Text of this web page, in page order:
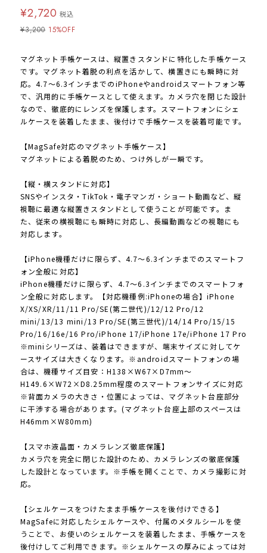
¥2,720 税込
¥3,200 15%OFF
マグネット手帳ケースは、縦置きスタンドに特化した手帳ケース
です。マグネット着脱の利点を活かして、横置きにも瞬時に対
応。4.7〜6.3インチまでのiPhoneやandroidスマートフォン等
で、汎用的に手帳ケースとして使えます。カメラ穴を閉じた設計
なので、徹底的にレンズを保護します。スマートフォンにシェ
ルケースを装着したまま、後付けで手帳ケースを装着可能です。
【MagSafe対応のマグネット手帳ケース】
マグネットによる着脱のため、つけ外しが一瞬です。
【縦・横スタンドに対応】
SNSやインスタ・TikTok・電子マンガ・ショート動画など、縦
視聴に最適な縦置きスタンドとして使うことが可能です。ま
た、従来の横視聴にも瞬時に対応し、長編動画などの視聴にも
対応します。
【iPhone機種だけに限らず、4.7〜6.3インチまでのスマートフ
ォン全般に対応】
iPhone機種だけに限らず、4.7〜6.3インチまでのスマートフォ
ン全般に対応します。【対応機種例:iPhoneの場合】iPhone
X/XS/XR/11/11 Pro/SE(第二世代)/12/12 Pro/12
mini/13/13 mini/13 Pro/SE(第三世代)/14/14 Pro/15/15
Pro/16/16e/16 Pro/iPhone 17/iPhone 17e/iPhone 17 Pro
※miniシリーズは、装着はできますが、端末サイズに対してケ
ースサイズは大きくなります。※androidスマートフォンの場
合は、機種サイズ目安：H138×W67×D7mm〜
H149.6×W72×D8.25mm程度のスマートフォンサイズに対応
※背面カメラの大きさ・位置によっては、マグネット台座部分
に干渉する場合があります。(マグネット台座上部のスペースは
H46mm×W80mm)
【スマホ液晶面・カメラレンズ徹底保護】
カメラ穴を完全に閉じた設計のため、カメラレンズの徹底保護
した設計となっています。※手帳を開くことで、カメラ撮影に対
応。
【シェルケースをつけたまま手帳ケースを後付けできる】
MagSafeに対応したシェルケースや、付属のメタルシールを使
うことで、お使いのシェルケースを装着したまま、手帳ケースを
後付けしてご利用できます。※シェルケースの厚みによっては対